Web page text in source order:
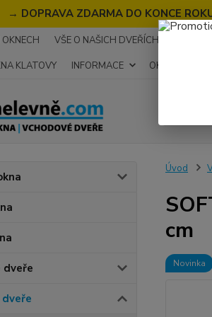
→ DOPRAVA ZDARMA DO KONCE
VŠE O NAŠICH DVEŘÍCH
KLATOVY
INFORMACE OKNA NA
dveře
Úvod
cm
Novinka